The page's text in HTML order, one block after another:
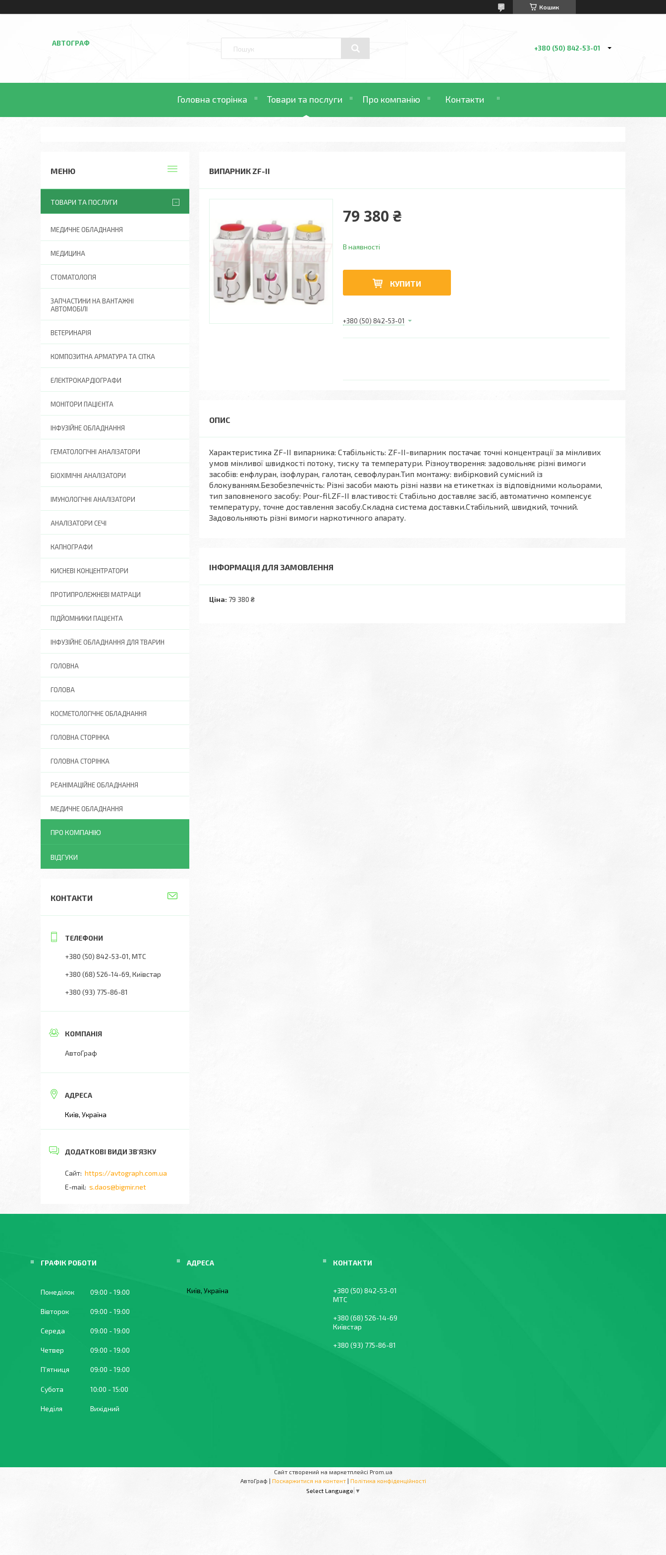
Кошик
АВТОГРАФ
+380 (50) 842-53-01
Головна сторінка Товари та послуги Про компанію Контакти
ВИПАРНИК ZF-II
79 380 ₴
В наявності
КУПИТИ
+380 (50) 842-53-01
Характеристика ZF-II випарника: Стабільність: ZF-II-випарник постачає точні концентрації за мінливих
умов мінливої швидкості потоку, тиску та температури. Різноутворення: задовольняє різні вимоги
засобів: енфлуран, ізофлуран, галотан, севофлуран.Тип монтажу: вибірковий сумісний із
блокуванням.Безобезпечність: Різні засоби мають різні назви на етикетках із відповідними кольорами,
тип заповненого засобу: Pour-fil.ZF-II властивості: Стабільно доставляє засіб, автоматично компенсує
температуру, точне доставлення засобу.Складна система доставки.Стабільний, швидкий, точний.
Задовольняють різні вимоги наркотичного апарату.
ІНФОРМАЦІЯ ДЛЯ ЗАМОВЛЕННЯ
Ціна: 79 380 ₴
ТОВАРИ ТА ПОСЛУГИ
МЕДИЧНЕ ОБЛАДНАННЯ
МЕДИЦИНА
СТОМАТОЛОГІЯ
ЗАПЧАСТИНИ НА ВАНТАЖНІ
АВТОМОБІЛІ
ВЕТЕРИНАРІЯ
КОМПОЗИТНА АРМАТУРА ТА СІТКА
ЕЛЕКТРОКАРДІОГРАФИ
МОНІТОРИ ПАЦІЄНТА
ІНФУЗІЙНЕ ОБЛАДНАННЯ
ГЕМАТОЛОГІЧНІ АНАЛІЗАТОРИ
БІОХІМІЧНІ АНАЛІЗАТОРИ
ІМУНОЛОГІЧНІ АНАЛІЗАТОРИ
АНАЛІЗАТОРИ СЕЧІ
КАПНОГРАФИ
КИСНЕВІ КОНЦЕНТРАТОРИ
ПРОТИПРОЛЕЖНЕВІ МАТРАЦИ
ПІДЙОМНИКИ ПАЦІЄНТА
ІНФУЗІЙНЕ ОБЛАДНАННЯ ДЛЯ ТВАРИН
ГОЛОВНА
ГОЛОВА
КОСМЕТОЛОГІЧНЕ ОБЛАДНАННЯ
ГОЛОВНА СТОРІНКА
ГОЛОВНА СТОРІНКА
РЕАНІМАЦІЙНЕ ОБЛАДНАННЯ
МЕДИЧНЕ ОБЛАДНАННЯ
ПРО КОМПАНІЮ
ВІДГУКИ
КОНТАКТИ
+380 (50) 842-53-01 МТС
+380 (68) 526-14-69 Київстар
+380 (93) 775-86-81
АвтоГраф
Київ, Україна
https://avtograph.com.ua
s.daos@bigmir.net
ГРАФІК РОБОТИ
Понеділок 09:00 19:00
Вівторок 09:00 19:00
Середа 09:00 19:00
Четвер 09:00 19:00
Пʼятниця 09:00 19:00
Субота 10:00 15:00
Неділя Вихідний
Київ, Україна
+380 (50) 842-53-01
МТС
+380 (68) 526-14-69
Київстар
+380 (93) 775-86-81
Сайт створений на маркетплейсі Prom.ua
АвтоГраф | Поскаржитися на контент | Політика конфіденційності
Select Language ▼